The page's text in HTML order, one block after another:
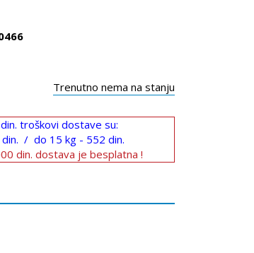
Trenutno nema na stanju
troškovi dostave su:
/ do 15 kg - 552 din.
din. dostava je besplatna !